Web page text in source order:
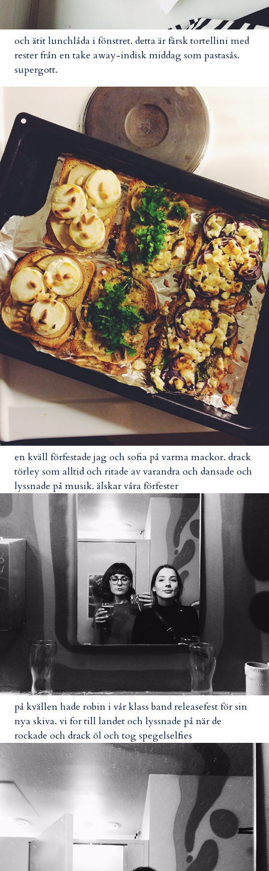
och ätit lunchlåda i fönstret. detta är färsk tortellini med
rester från en take away-indisk middag som pastasås.
supergott.
en kväll förfestade jag och sofia på varma mackor. drack
törley som alltid och ritade av varandra och dansade och
lyssnade på musik. älskar våra förfester
på kvällen hade robin i vår klass band releasefest för sin
nya skiva. vi for till landet och lyssnade på när de
rockade och drack öl och tog spegelselfies